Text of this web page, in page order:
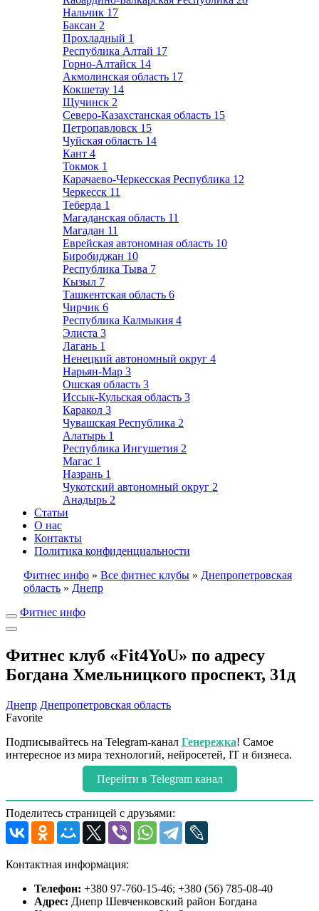
Нальчик 17
Баксан 2
Прохладный 1
Республика Алтай 17
Горно-Алтайск 14
Акмолинская область 17
Кокшетау 14
Щучинск 2
Северо-Казахстанская область 15
Петропавловск 15
Чуйская область 14
Кант 4
Токмок 1
Карачаево-Черкесская Республика 12
Черкесск 11
Теберда 1
Магаданская область 11
Магадан 11
Еврейская автономная область 10
Биробиджан 10
Республика Тыва 7
Кызыл 7
Ташкентская область 6
Чирчик 6
Республика Калмыкия 4
Элиста 3
Лагань 1
Ненецкий автономный округ 4
Нарьян-Мар 3
Ошская область 3
Иссык-Кульская область 3
Каракол 3
Чувашская Республика 2
Алатырь 1
Республика Ингушетия 2
Магас 1
Назрань 1
Чукотский автономный округ 2
Анадырь 2
Статьи
О нас
Контакты
Политика конфиденциальности
Фитнес инфо » Все фитнес клубы » Днепропетровская
область » Днепр
Фитнес инфо
Фитнес клуб «Fit4YoU» по адресу
Богдана Хмельницкого проспект, 31д
Днепр Днепропетровская область
Favorite
Подписывайтесь на Telegram-канал Генережка! Самое
интересное из мира технологий, нейросетей, IT и бизнеса.
Перейти в Telegram канал
Поделитесь страницей с друзьями:
Контактная информация:
Телефон: +380 97-760-15-46; +380 (56) 785-08-40
Адрес: Днепр Шевченковский район Богдана